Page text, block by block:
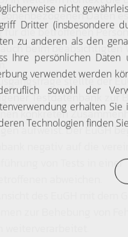
Daten
die betroffenen
beim
stellte der
Testdatenbank zur
konkreten
aufweist. Der EuGH
negativ auf die
von Tests in
abweichen.
des EuGH mit dem
zur Behebung von